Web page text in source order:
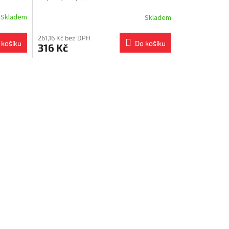
Skladem
košíku
Skladem
261,16 Kč bez DPH
316 Kč Do košíku